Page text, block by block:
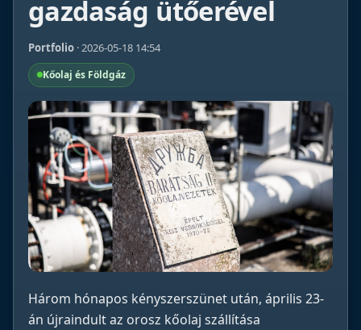
gazdaság ütőerével
Portfolio · 2026-05-18 14:54
Kőolaj és Földgáz
Három hónapos kényszerszünet után, április 23-
án újraindult az orosz kőolaj szállítása